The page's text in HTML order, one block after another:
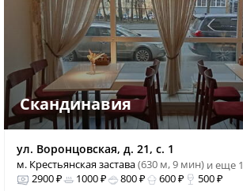
Скандинавия
ул. Воронцовская, д. 21, с. 1
м. Крестьянская застава(630 м, 9 мин) и еще 1
2900 ₽
1000 ₽ 800 ₽ 600 ₽ 500 ₽